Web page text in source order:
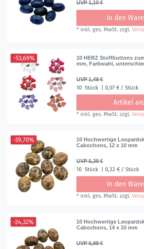
UVP 1,10 €
In den
* inkl. ges. MwSt. zzgl.
-53,69%
10 HERZ Stoffbuttons
mm, Farbwahl,
UVP 1,49 €
10 Stück | 0,07 € / Stück
Artikel
* inkl. ges. MwSt. zzgl.
-39,70%
10 Hochwertige
Cabochons, 12 x 10 mm
UVP 5,39 €
10 Stück | 0,32 € / Stück
In den
* inkl. ges. MwSt. zzgl.
-24,32%
10 Hochwertige
Cabochons, 14 x 10 mm
UVP 6,99 €